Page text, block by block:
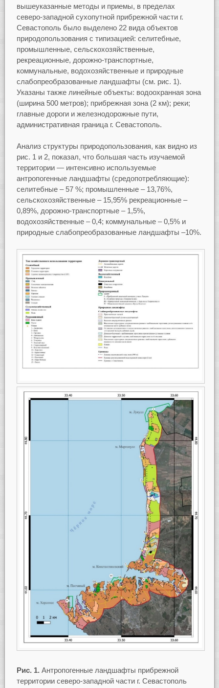
вышеуказанные методы и приемы, в пределах
северо-западной сухопутной прибрежной части г.
Севастополь было выделено 22 вида объектов
природопользования с типизацией: селитебные,
промышленные, сельскохозяйственные,
рекреационные, дорожно-транспортные,
коммунальные, водохозяйственные и природные
слабопреобразованные ландшафты (см. рис. 1).
Указаны также линейные объекты: водоохранная зона
(ширина 500 метров); прибрежная зона (2 км); реки;
главные дороги и железнодорожные пути,
административная граница г. Севастополь.
Анализ структуры природопользования, как видно из
рис. 1 и 2, показал, что большая часть изучаемой
территории — интенсивно используемые
антропогенные ландшафты (средопотребляющие):
селитебные – 57 %; промышленные – 13,76%,
сельскохозяйственные – 15,95% рекреационные –
0,89%, дорожно-транспортные – 1,5%,
водохозяйственные – 0,4; коммунальные – 0,5% и
природные слабопреобразованные ландшафты –10%.
Рис. 1.Антропогенные ландшафты прибрежной
территории северо-западной части г. Севастополь